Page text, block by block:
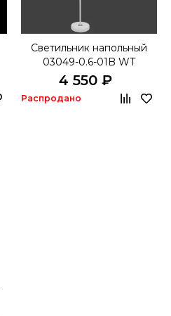
Светильник напольный
03049-0.6-01B WT
4 550 ₽
Распродано